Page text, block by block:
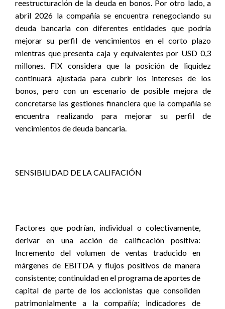
reestructuración de la deuda en bonos. Por otro lado, a
abril 2026 la compañía se encuentra renegociando su
deuda bancaria con diferentes entidades que podría
mejorar su perfil de vencimientos en el corto plazo
mientras que presenta caja y equivalentes por USD 0,3
millones. FIX considera que la posición de liquidez
continuará ajustada para cubrir los intereses de los
bonos, pero con un escenario de posible mejora de
concretarse las gestiones financiera que la compañía se
encuentra realizando para mejorar su perfil de
vencimientos de deuda bancaria.
SENSIBILIDAD DE LA CALIFACIÓN
Factores que podrían, individual o colectivamente,
derivar en una acción de calificación positiva:
Incremento del volumen de ventas traducido en
márgenes de EBITDA y flujos positivos de manera
consistente; continuidad en el programa de aportes de
capital de parte de los accionistas que consoliden
patrimonialmente a la compañía; indicadores de